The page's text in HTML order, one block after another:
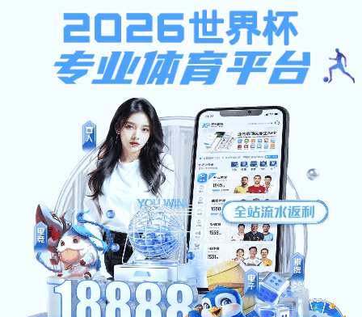
计算胜平负计算器
专题专栏>> 牢记嘱托 奋进一流
牢记嘱托 奋进一流
计算胜平负计算器召开重温习近平
总书记致计算胜平负计算器建校100
周年贺信暨与时俱进建设世界一流
大学再动员大pg娱乐电子游戏
2022-04-
06